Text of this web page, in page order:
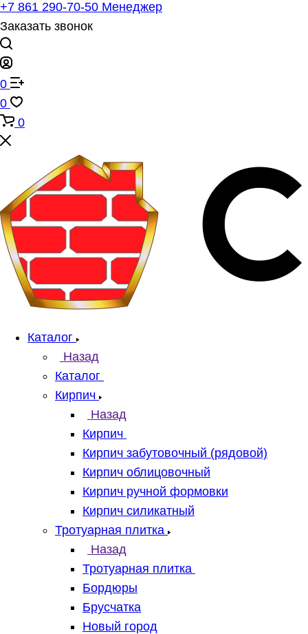
+7 861 290-70-50 Менеджер
Заказать звонок
0
0
0
Каталог
Назад
Каталог
Кирпич
Назад
Кирпич
Кирпич забутовочный (рядовой)
Кирпич облицовочный
Кирпич ручной формовки
Кирпич силикатный
Тротуарная плитка
Назад
Тротуарная плитка
Бордюры
Брусчатка
Новый город